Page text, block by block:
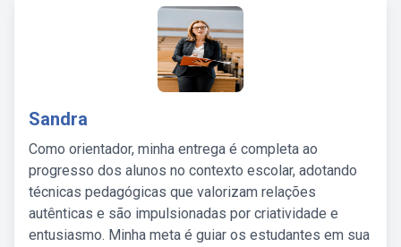
Sandra
Como orientador, minha entrega é completa ao
progresso dos alunos no contexto escolar, adotando
técnicas pedagógicas que valorizam relações
autênticas e são impulsionadas por criatividade e
entusiasmo. Minha meta é guiar os estudantes em sua